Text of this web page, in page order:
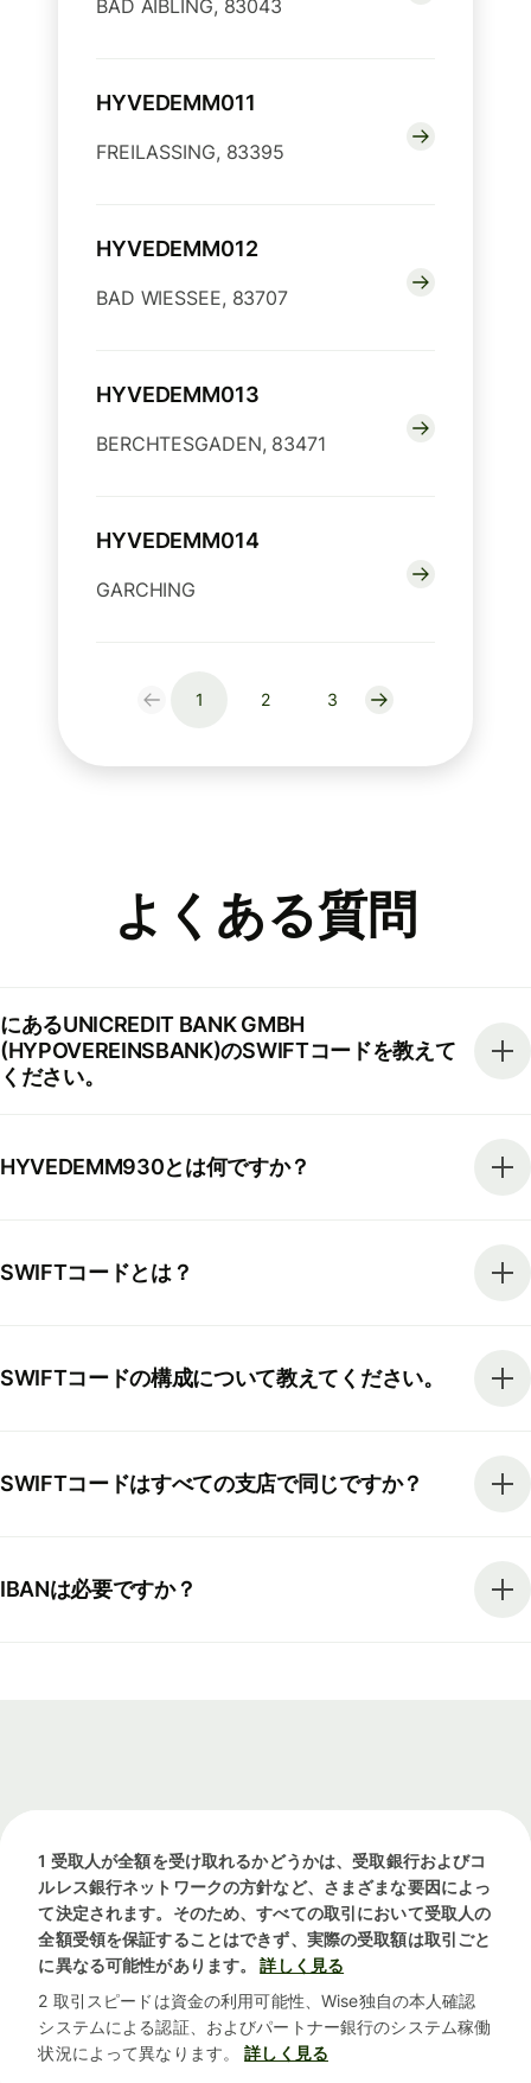
BAD AIBLING, 83043
HYVEDEMM011
FREILASSING, 83395
HYVEDEMM012
BAD WIESSEE, 83707
HYVEDEMM013
BERCHTESGADEN, 83471
HYVEDEMM014
GARCHING
1 2 3
よくある質問
にあるUNICREDIT BANK GMBH
(HYPOVEREINSBANK)のSWIFTコードを教えて
ください。
HYVEDEMM930とは何ですか？
SWIFTコードとは？
SWIFTコードの構成について教えてください。
SWIFTコードはすべての支店で同じですか？
IBANは必要ですか？
1 受取人が全額を受け取れるかどうかは、受取銀行およびコ
ルレス銀行ネットワークの方針など、さまざまな要因によっ
て決定されます。そのため、すべての取引において受取人の
全額受領を保証することはできず、実際の受取額は取引ごと
に異なる可能性があります。
詳しく見る
2 取引スピードは資金の利用可能性、Wise独自の本人確認
システムによる認証、およびパートナー銀行のシステム稼働
状況によって異なります。
詳しく見る